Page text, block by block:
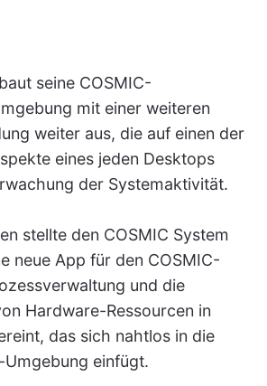
seine COSMIC-
mit einer weiteren
weiter aus, die auf einen der
eines jeden Desktops
der Systemaktivität.
stellte den COSMIC System
neue App für den COSMIC-
und die
Hardware-Ressourcen in
das sich nahtlos in die
einfügt.